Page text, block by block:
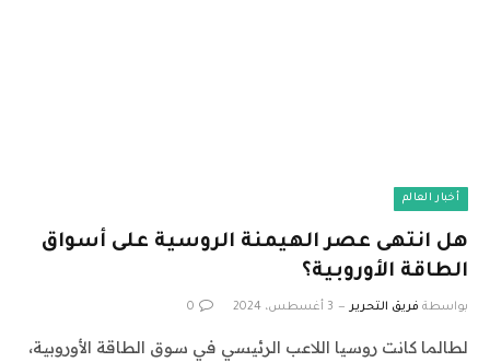
أخبار العالم
هل انتهى عصر الهيمنة الروسية على أسواق
الطاقة الأوروبية؟
بواسطة فريق التحرير 3 أغسطس، 2024 0
لطالما كانت روسيا اللاعب الرئيسي في سوق الطاقة الأوروبية،